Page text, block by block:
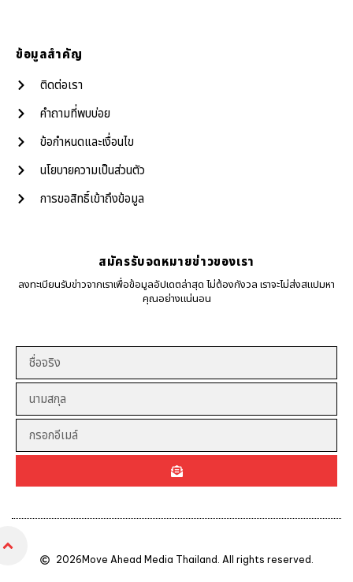
ข้อมูลสำคัญ
ติดต่อเรา
คำถามที่พบบ่อย
ข้อกำหนดและเงื่อนไข
นโยบายความเป็นส่วนตัว
การขอสิทธิ์เข้าถึงข้อมูล
สมัครรับจดหมายข่าวของเรา
ลงทะเบียนรับข่าวจากเราเพื่อข้อมูลอัปเดตล่าสุด ไม่ต้องกังวล เราจะไม่ส่งสแปมหา
คุณอย่างแน่นอน
2026 Move Ahead Media Thailand. All rights reserved.